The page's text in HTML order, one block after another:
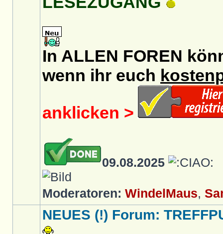
In ALLEN FOREN
wenn ihr euch
anklicken >
09.08.2025
Moderatoren: WindelMaus,
NEUES (!) Forum: